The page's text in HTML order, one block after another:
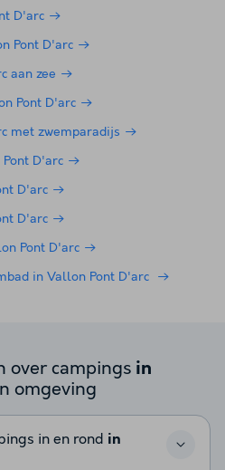
D'arc
Pont D'arc
aan zee
Pont D'arc
met zwemparadijs
D'arc
D'arc
D'arc
Pont D'arc
in Vallon Pont D'arc
over campings in
omgeving
in en rond in